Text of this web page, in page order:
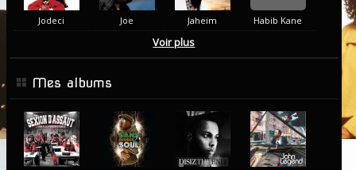
Jodeci Joe Jaheim Habib Kane
Voir plus
Mes albums